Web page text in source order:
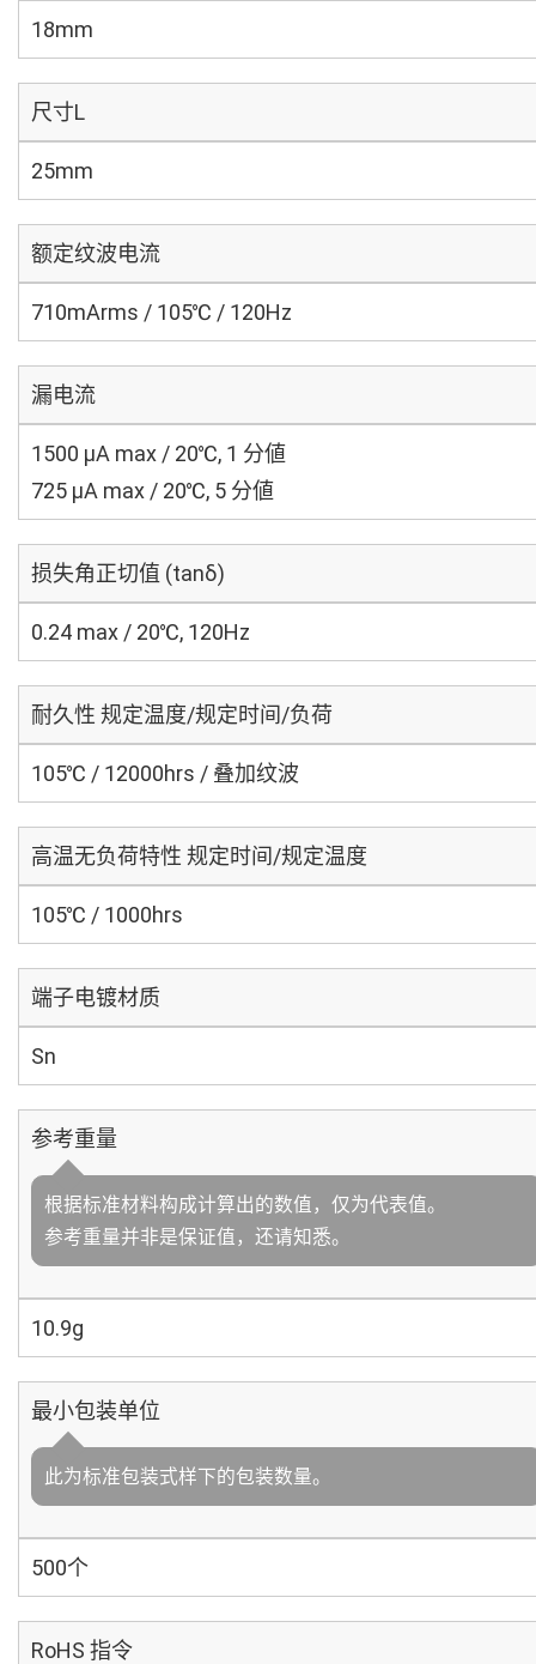
18mm
尺寸L
25mm
额定纹波电流
710mArms / 105℃ / 120Hz
漏电流
1500 μA max / 20℃, 1 分値
725 μA max / 20℃, 5 分値
损失角正切值 (tanδ)
0.24 max / 20℃, 120Hz
耐久性 规定温度/规定时间/负荷
105℃ / 12000hrs / 叠加纹波
高温无负荷特性 规定时间/规定温度
105℃ / 1000hrs
端子电镀材质
Sn
参考重量
根据标准材料构成计算出的数值，仅为代表值。
参考重量并非是保证值，还请知悉。
10.9g
最小包装单位
此为标准包装式样下的包装数量。
500个
RoHS 指令